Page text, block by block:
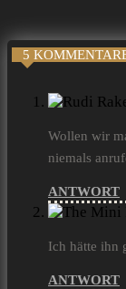
5
Wollen wir
niemals
ANTWORT
Ich hätte ihn
ANTWORT